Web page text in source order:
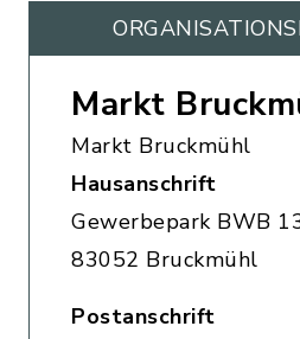
Markt
Markt Bruckmühl
Hausanschrift
Gewerbepark BWB
83052 Bruckmühl
Postanschrift